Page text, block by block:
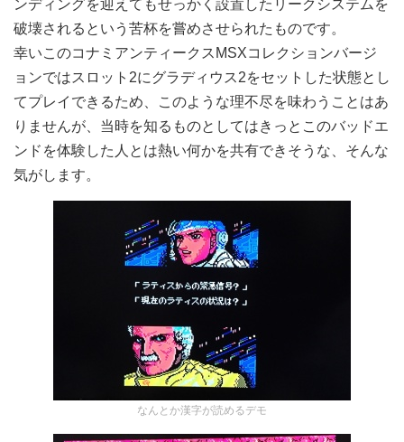
ンディングを迎えてもせっかく設置したリークシステムを
破壊されるという苦杯を嘗めさせられたものです。
幸いこのコナミアンティークスMSXコレクションバージ
ョンではスロット2にグラディウス2をセットした状態とし
てプレイできるため、このような理不尽を味わうことはあ
りませんが、当時を知るものとしてはきっとこのバッドエ
ンドを体験した人とは熱い何かを共有できそうな、そんな
気がします。
なんとか漢字が読めるデモ